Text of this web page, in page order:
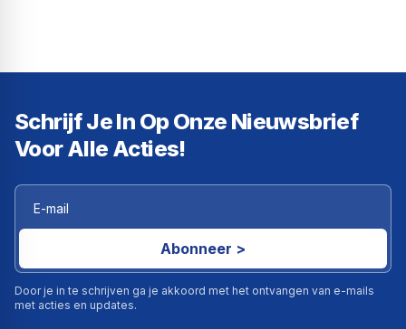
Schrijf Je In Op Onze Nieuwsbrief
Voor Alle Acties!
Abonneer >
Door je in te schrijven ga je akkoord met het ontvangen van e-mails
met acties en updates.